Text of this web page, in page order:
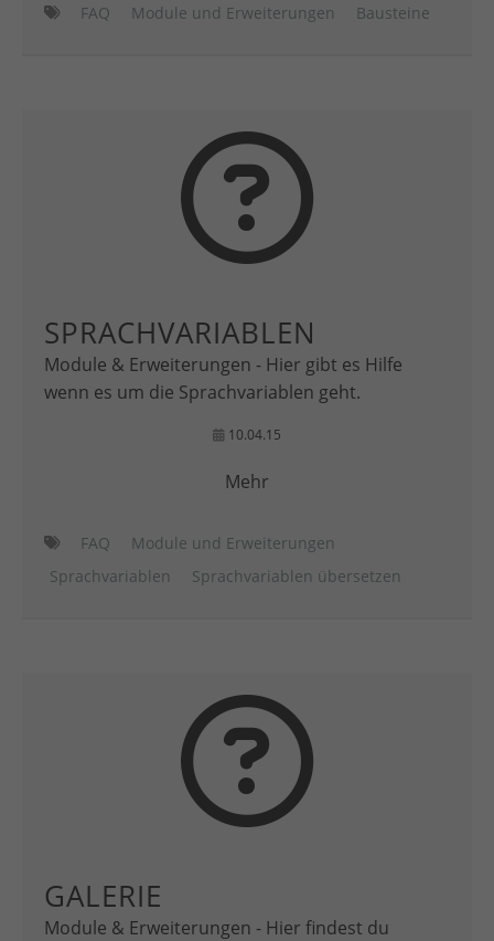
FAQ Module und Erweiterungen Bausteine
SPRACHVARIABLEN
Module & Erweiterungen - Hier gibt es Hilfe
wenn es um die Sprachvariablen geht.
10.04.15
Mehr
FAQ
Module und Erweiterungen
Sprachvariablen
Sprachvariablen übersetzen
GALERIE
Module & Erweiterungen - Hier findest du